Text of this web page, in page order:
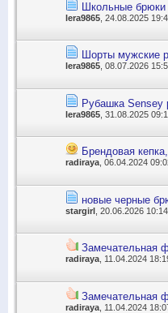
Школьные
lera9865 , 24.08.2025
Шорты мужские
lera9865 , 08.07.2026
Рубашка Sensey
lera9865 , 31.08.2025
Брендовая
radiraya , 06.04.2024
новые черные
stargirl , 20.06.2026 10:14
Замечательная
radiraya , 11.04.2024
Замечательная
radiraya , 11.04.2024